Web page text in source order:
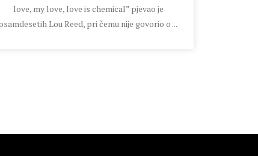
love, my love, love is chemical” pjevao je
Lou Reed, pri čemu nije govorio o ...